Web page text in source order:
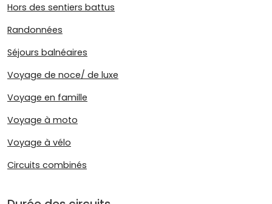
Hors des sentiers battus
Randonnées
Séjours balnéaires
Voyage de noce/ de luxe
Voyage en famille
Voyage à moto
Voyage à vélo
Circuits combinés